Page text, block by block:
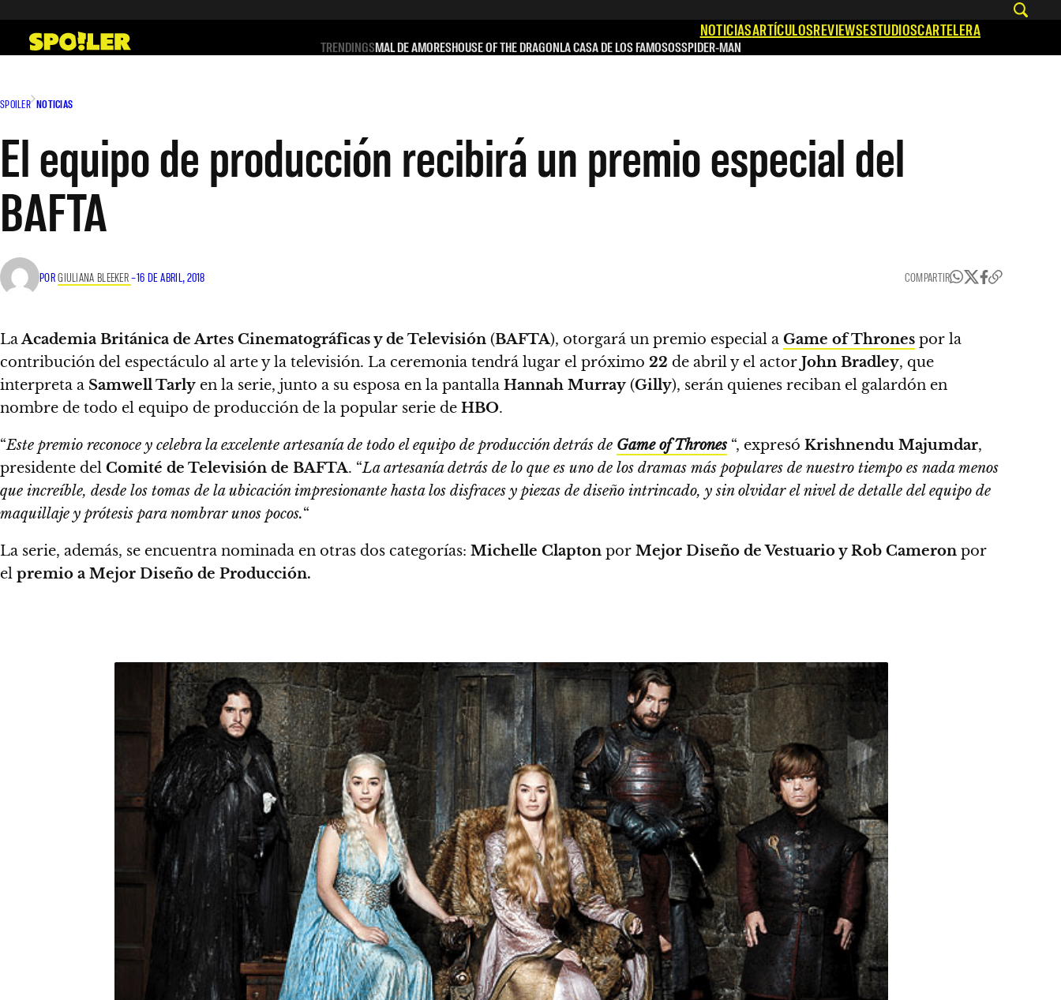
contenido
NOTICIASARTÍCULOSREVIEWSESTUDIOSCARTELERA
TRENDINGSMAL DE AMORESHOUSE OF THE DRAGONLA CASA DE LOS FAMOSOSSPIDER-MAN
SPOILER NOTICIAS
El equipo de producción recibirá un premio especial del
BAFTA
PORGIULIANA BLEEKER–16 DE ABRIL, 2018 COMPARTIR
LaAcademia Británica de Artes Cinematográficas y de Televisión (BAFTA), otorgará un premio especial a Game of Thrones por la
contribución del espectáculo al arte y la televisión. La ceremonia tendrá lugar el próximo 22 de abril y el actor John Bradley, que
interpreta a Samwell Tarly en la serie, junto a su esposa en la pantalla Hannah Murray (Gilly), serán quienes reciban el galardón en
nombre de todo el equipo de producción de la popular serie de HBO.
“Este premio reconoce y celebra la excelente artesanía de todo el equipo de producción detrás de Game of Thrones “, expresó Krishnendu Majumdar,
presidente del Comité de Televisión de BAFTA. “La artesanía detrás de lo que es uno de los dramas más populares de nuestro tiempo es nada menos
que increíble, desde los tomas de la ubicación impresionante hasta los disfraces y piezas de diseño intrincado, y sin olvidar el nivel de detalle del equipo de
maquillaje y prótesis para nombrar unos pocos.“
La serie, además, se encuentra nominada en otras dos categorías: Michelle Clapton por Mejor Diseño de Vestuario y Rob Cameron por
el premio a Mejor Diseño de Producción.